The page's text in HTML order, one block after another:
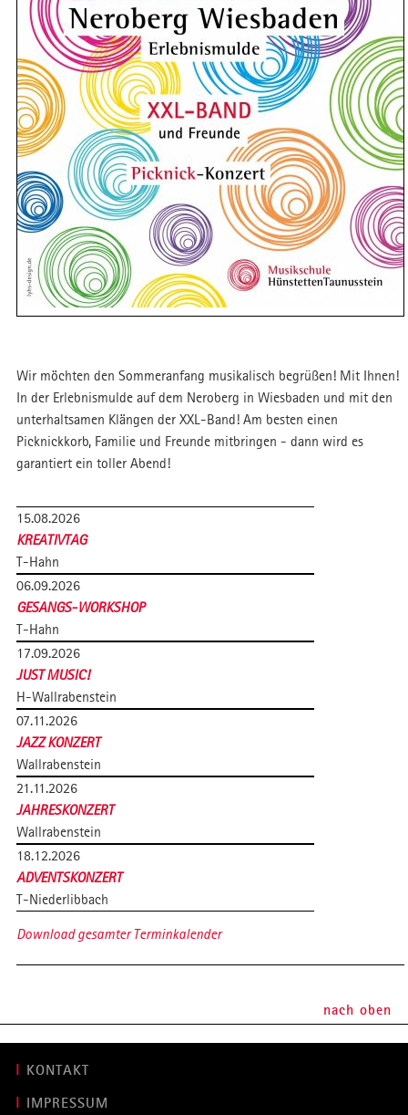
Wir möchten den Sommeranfang musikalisch begrüßen! Mit Ihnen!
In der Erlebnismulde auf dem Neroberg in Wiesbaden und mit den
unterhaltsamen Klängen der XXL-Band! Am besten einen
Picknickkorb, Familie und Freunde mitbringen - dann wird es
garantiert ein toller Abend!
15.08.2026
KREATIVTAG
T-Hahn
06.09.2026
GESANGS-WORKSHOP
T-Hahn
17.09.2026
JUST MUSIC!
H-Wallrabenstein
07.11.2026
JAZZ KONZERT
Wallrabenstein
21.11.2026
JAHRESKONZERT
Wallrabenstein
18.12.2026
ADVENTSKONZERT
T-Niederlibbach
Download gesamter Terminkalender
nach oben
KONTAKT
IMPRESSUM